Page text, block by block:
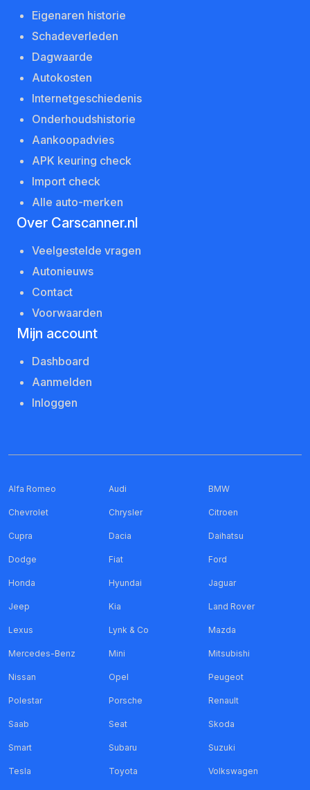
Eigenaren historie
Schadeverleden
Dagwaarde
Autokosten
Internetgeschiedenis
Onderhoudshistorie
Aankoopadvies
APK keuring check
Import check
Alle auto-merken
Over Carscanner.nl
Veelgestelde vragen
Autonieuws
Contact
Voorwaarden
Mijn account
Dashboard
Aanmelden
Inloggen
Alfa Romeo Audi BMW
Chevrolet Chrysler Citroen
Cupra Dacia Daihatsu
Dodge Fiat Ford
Honda Hyundai Jaguar
Jeep Kia Land Rover
Lexus Lynk & Co Mazda
Mercedes-Benz Mini Mitsubishi
Nissan Opel Peugeot
Polestar Porsche Renault
Saab Seat Skoda
Smart Subaru Suzuki
Tesla Toyota Volkswagen